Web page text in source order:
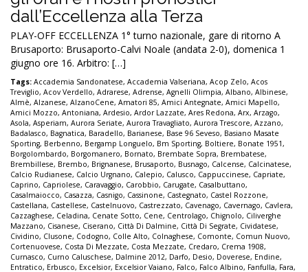
dall’Eccellenza alla Terza
PLAY-OFF ECCELLENZA 1° turno nazionale, gare di ritorno A
Brusaporto: Brusaporto-Calvi Noale (andata 2-0), domenica 1
giugno ore 16. Arbitro: […]
Tags: Accademia Sandonatese, Accademia Valseriana, Acop Zelo, Acos
Treviglio, Acov Verdello, Adrarese, Adrense, Agnelli Olimpia, Albano, Albinese,
Almè, Alzanese, AlzanoCene, Amatori 85, Amici Antegnate, Amici Mapello,
Amici Mozzo, Antoniana, Ardesio, Ardor Lazzate, Ares Redona, Arx, Arzago,
Asola, Asperiam, Aurora Seriate, Aurora Travagliato, Aurora Trescore, Azzano,
Badalasco, Bagnatica, Baradello, Barianese, Base 96 Seveso, Basiano Masate
Sporting, Berbenno, Bergamp Longuelo, Bm Sporting, Boltiere, Bonate 1951,
Borgolombardo, Borgomanero, Bornato, Brembate Sopra, Brembatese,
Brembillese, Brembo, Brignanese, Brusaporto, Busnago, Calcense, Calcinatese,
Calcio Rudianese, Calcio Urgnano, Calepio, Calusco, Cappuccinese, Capriate,
Caprino, Capriolese, Caravaggio, Carobbio, Carugate, Casalbuttano,
Casalmaiocco, Casazza, Casnigo, Cassinone, Castegnato, Castel Rozzone,
Castellana, Castellese, Castelnuovo, Castrezzato, Cavenago, Cavernago, Cavlera,
Cazzaghese, Celadina, Cenate Sotto, Cene, Centrolago, Chignolo, Ciliverghe
Mazzano, Cisanese, Ciserano, Città Di Dalmine, Città Di Segrate, Cividatese,
Cividino, Clusone, Codogno, Colle Alto, Colnaghese, Comonte, Comun Nuovo,
Cortenuovese, Costa Di Mezzate, Costa Mezzate, Credaro, Crema 1908,
Curnasco, Curno Caluschese, Dalmine 2012, Darfo, Desio, Doverese, Endine,
Entratico, Erbusco, Excelsior, Excelsior Vaiano, Falco, Falco Albino, Fanfulla, Fara,